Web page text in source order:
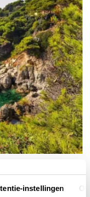
instellingen